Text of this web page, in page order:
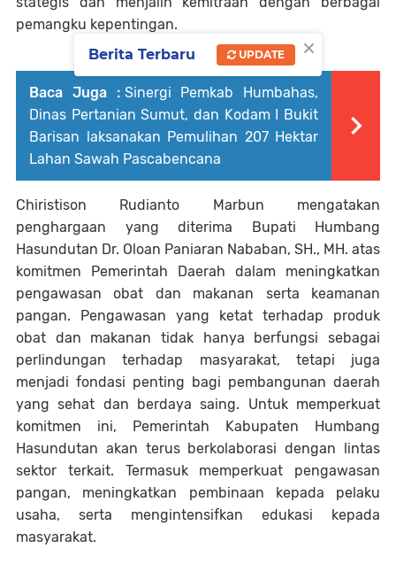
pemangku kepentingan.
Baca Juga : Sinergi Pemkab Humbahas,
Dinas Pertanian Sumut, dan Kodam I Bukit
Barisan laksanakan Pemulihan 207 Hektar
Lahan Sawah Pascabencana
Chiristison Rudianto Marbun mengatakan
penghargaan yang diterima Bupati Humbang
Hasundutan Dr. Oloan Paniaran Nababan, SH., MH. atas
komitmen Pemerintah Daerah dalam meningkatkan
pengawasan obat dan makanan serta keamanan
pangan. Pengawasan yang ketat terhadap produk
obat dan makanan tidak hanya berfungsi sebagai
perlindungan terhadap masyarakat, tetapi juga
menjadi fondasi penting bagi pembangunan daerah
yang sehat dan berdaya saing. Untuk memperkuat
komitmen ini, Pemerintah Kabupaten Humbang
Hasundutan akan terus berkolaborasi dengan lintas
sektor terkait. Termasuk memperkuat pengawasan
pangan, meningkatkan pembinaan kepada pelaku
usaha, serta mengintensifkan edukasi kepada
masyarakat.
×
Berita Terbaru UPDATE